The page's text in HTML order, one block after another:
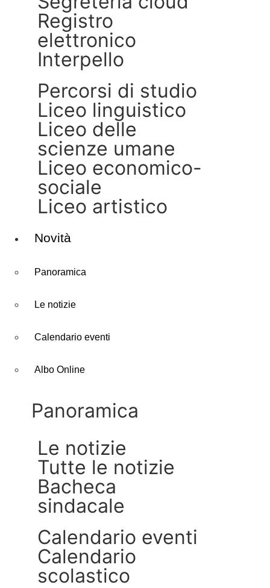
registro
elettronico
interpello
percorsi di studio
liceo linguistico
liceo delle
scienze umane
liceo economico-
sociale
liceo artistico
Novità
Panoramica
Le notizie
Calendario eventi
Albo Online
panoramica
le notizie
tutte le notizie
bacheca
sindacale
calendario eventi
calendario
scolastico